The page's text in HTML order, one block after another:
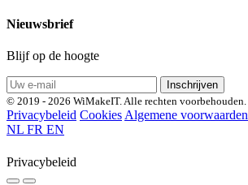
Nieuwsbrief
Blijf op de hoogte
Inschrijven
© 2019 - 2026 WiMakeIT. Alle rechten voorbehouden.
Privacybeleid Cookies Algemene voorwaarden
NL FR EN
Privacybeleid